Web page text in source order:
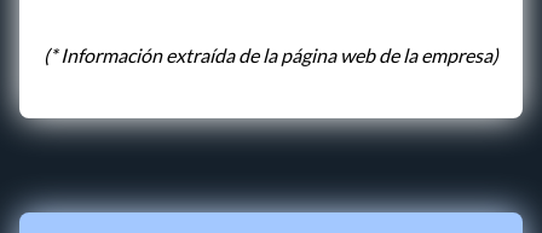
(* Información extraída de la página web de la empresa)